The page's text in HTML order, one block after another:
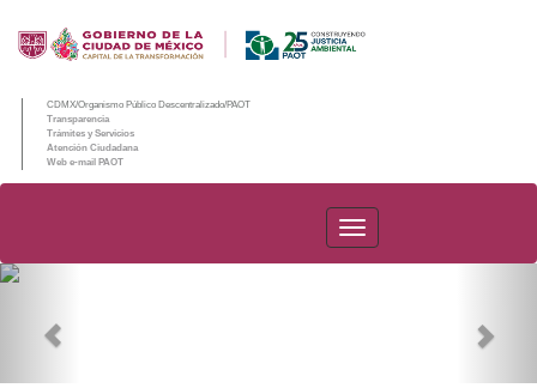
CDMX/Organismo Público Descentralizado/PAOT
Transparencia
Trámites y Servicios
Atención Ciudadana
Web e-mail PAOT
PAOT